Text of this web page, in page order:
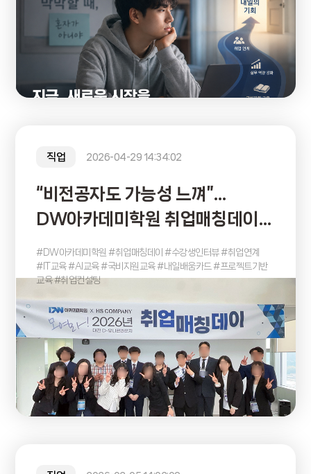
직업 2026-04-29 14:34:02
“비전공자도 가능성 느껴”…
DW아카데미학원 취업매칭데이
수강생 인터뷰 주목
#DW아카데미학원 #취업매칭데이 #수강생인터뷰 #취업연계
#IT교육 #AI교육 #국비지원교육 #내일배움카드 #프로젝트기반
교육 #취업컨설팅